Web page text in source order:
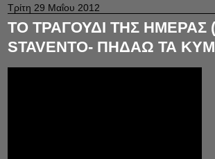
Τρίτη 29 Μαΐου 2012
ΤΟ ΤΡΑΓΟΥΔΙ ΤΗΣ ΗΜΕΡΑΣ
STAVENTO- ΠΗΔΑΩ ΤΑ